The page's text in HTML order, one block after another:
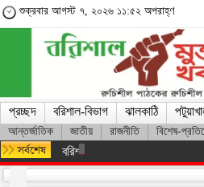
শুক্রবার আগস্ট ৭, ২০২৬ ১১:৫২ অপরাহ্ণ
প্রচ্ছদ বরিশাল-বিভাগ ঝালকাঠি
আন্তর্জাতিক জাতীয় রাজনীতি বিশেষ-
বরিশাল রুপাতলীতে রিহ্যাব হেলথ